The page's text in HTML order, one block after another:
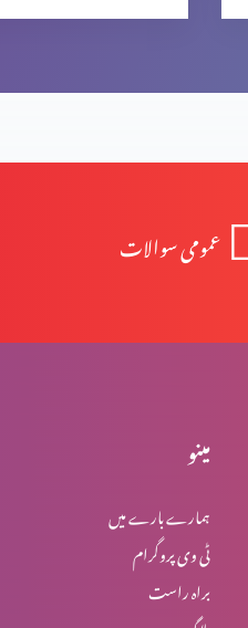
عمومی سوالات
مینو
ہمارے بارے میں
ٹی وی پروگرام
براہ راست